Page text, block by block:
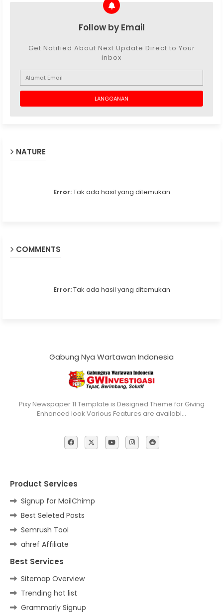
Follow by Email
Get Notified About Next Update Direct to Your
inbox
NATURE
Error:Tak ada hasil yang ditemukan
COMMENTS
Error:Tak ada hasil yang ditemukan
Gabung Nya Wartawan Indonesia
Pixy Newspaper 11 Template is Designed Theme for Giving
Enhanced look Various Features are availabl…
Product Services
Signup for MailChimp
Best Seleted Posts
Semrush Tool
ahref Affiliate
Best Services
Sitemap Overview
Trending hot list
Grammarly Signup